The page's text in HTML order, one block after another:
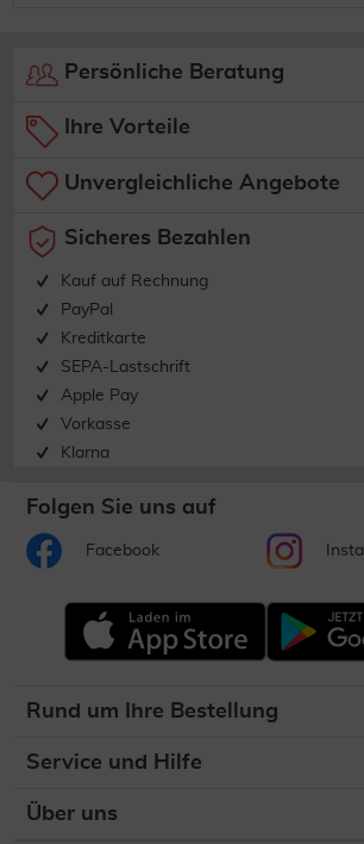
Persönliche Beratung
Ihre Vorteile
Unvergleichliche Angebote
Sicheres Bezahlen
Kauf auf Rechnung
PayPal
Kreditkarte
SEPA-Lastschrift
Apple Pay
Vorkasse
Klarna
Folgen Sie uns auf
Facebook
Rund um Ihre Bestellung
Service und Hilfe
Über uns